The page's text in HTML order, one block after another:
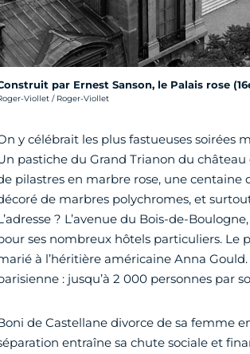
par Ernest Sanson, le Palais rose
photo :
Viollet / Roger-Viollet
y célébrait les plus fastueuses soirées
pastiche du Grand Trianon du château
pilastres en marbre rose, une
de marbres polychromes, et
? L’avenue du Bois-de-
ses nombreux hôtels particuliers. Le
à l’héritière américaine Anna
: jusqu’à 2 000 personnes par
de Castellane divorce de sa femme
entraîne sa chute sociale et